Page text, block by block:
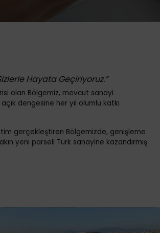
Hayata Geçiriyoruz.”
olan Bölgemiz, mevcut sanayi
dengesine her yıl olumlu katkı
gerçekleştiren Bölgemizde, genişleme
yeni parseli Türk sanayine kazandırmış